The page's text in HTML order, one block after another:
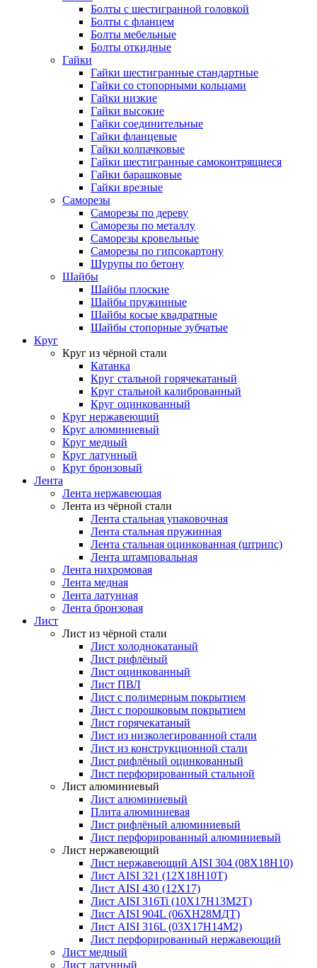
Болты с шестигранной головкой
Болты с фланцем
Болты мебельные
Болты откидные
Гайки
Гайки шестигранные стандартные
Гайки со стопорными кольцами
Гайки низкие
Гайки высокие
Гайки соединительные
Гайки фланцевые
Гайки колпачковые
Гайки шестигранные самоконтрящиеся
Гайки барашковые
Гайки врезные
Саморезы
Саморезы по дереву
Саморезы по металлу
Саморезы кровельные
Саморезы по гипсокартону
Шурупы по бетону
Шайбы
Шайбы плоские
Шайбы пружинные
Шайбы косые квадратные
Шайбы стопорные зубчатые
Круг
Круг из чёрной стали
Катанка
Круг стальной горячекатаный
Круг стальной калиброванный
Круг оцинкованный
Круг нержавеющий
Круг алюминиевый
Круг медный
Круг латунный
Круг бронзовый
Лента
Лента нержавеющая
Лента из чёрной стали
Лента стальная упаковочная
Лента стальная пружинная
Лента стальная оцинкованная (штрипс)
Лента штамповальная
Лента нихромовая
Лента медная
Лента латунная
Лента бронзовая
Лист
Лист из чёрной стали
Лист холоднокатаный
Лист рифлёный
Лист оцинкованный
Лист ПВЛ
Лист с полимерным покрытием
Лист с порошковым покрытием
Лист горячекатаный
Лист из низколегированной стали
Лист из конструкционной стали
Лист рифлёный оцинкованный
Лист перфорированный стальной
Лист алюминиевый
Лист алюминиевый
Плита алюминиевая
Лист рифлёный алюминиевый
Лист перфорированный алюминиевый
Лист нержавеющий
Лист нержавеющий AISI 304 (08Х18Н10)
Лист AISI 321 (12Х18Н10Т)
Лист AISI 430 (12Х17)
Лист AISI 316Ti (10Х17Н13М2Т)
Лист AISI 904L (06ХН28МДТ)
Лист AISI 316L (03Х17Н14М2)
Лист перфорированный нержавеющий
Лист медный
Лист латунный